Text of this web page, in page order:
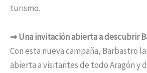
turismo.
⇒ Una invitación abierta a descubrir
Con esta nueva campaña, Barbastro
abierta a visitantes de todo Aragón y